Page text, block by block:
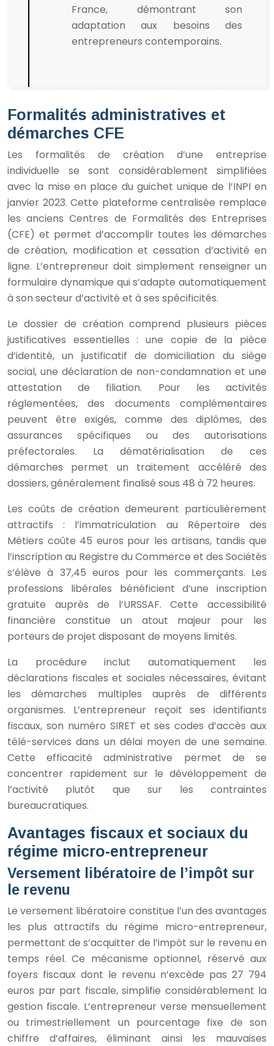
France, démontrant son
adaptation aux besoins des
entrepreneurs contemporains.
Formalités administratives et
démarches CFE
Les formalités de création d’une entreprise
individuelle se sont considérablement simplifiées
avec la mise en place du guichet unique de l’INPI en
janvier 2023. Cette plateforme centralisée remplace
les anciens Centres de Formalités des Entreprises
(CFE) et permet d’accomplir toutes les démarches
de création, modification et cessation d’activité en
ligne. L’entrepreneur doit simplement renseigner un
formulaire dynamique qui s’adapte automatiquement
à son secteur d’activité et à ses spécificités.
Le dossier de création comprend plusieurs pièces
justificatives essentielles : une copie de la pièce
d’identité, un justificatif de domiciliation du siège
social, une déclaration de non-condamnation et une
attestation de filiation. Pour les activités
réglementées, des documents complémentaires
peuvent être exigés, comme des diplômes, des
assurances spécifiques ou des autorisations
préfectorales. La dématérialisation de ces
démarches permet un traitement accéléré des
dossiers, généralement finalisé sous 48 à 72 heures.
Les coûts de création demeurent particulièrement
attractifs : l’immatriculation au Répertoire des
Métiers coûte 45 euros pour les artisans, tandis que
l’inscription au Registre du Commerce et des Sociétés
s’élève à 37,45 euros pour les commerçants. Les
professions libérales bénéficient d’une inscription
gratuite auprès de l’URSSAF. Cette accessibilité
financière constitue un atout majeur pour les
porteurs de projet disposant de moyens limités.
La procédure inclut automatiquement les
déclarations fiscales et sociales nécessaires, évitant
les démarches multiples auprès de différents
organismes. L’entrepreneur reçoit ses identifiants
fiscaux, son numéro SIRET et ses codes d’accès aux
télé-services dans un délai moyen de une semaine.
Cette efficacité administrative permet de se
concentrer rapidement sur le développement de
l’activité plutôt que sur les contraintes
bureaucratiques.
Avantages fiscaux et sociaux du
régime micro-entrepreneur
Versement libératoire de l’impôt sur
le revenu
Le versement libératoire constitue l’un des avantages
les plus attractifs du régime micro-entrepreneur,
permettant de s’acquitter de l’impôt sur le revenu en
temps réel. Ce mécanisme optionnel, réservé aux
foyers fiscaux dont le revenu n’excède pas 27 794
euros par part fiscale, simplifie considérablement la
gestion fiscale. L’entrepreneur verse mensuellement
ou trimestriellement un pourcentage fixe de son
chiffre d’affaires, éliminant ainsi les mauvaises